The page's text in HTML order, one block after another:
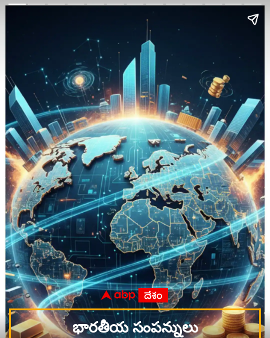
భారతీయ సంపన్నులు